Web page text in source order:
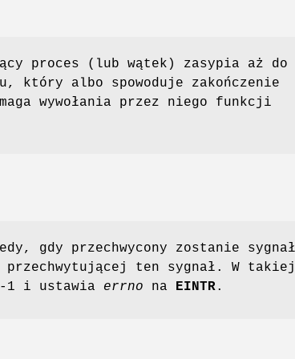
proces (lub wątek) zasypia aż do
który albo spowoduje zakończenie
wywołania przez niego funkcji
gdy przechwycony zostanie
ten sygnał. W takiej
1 i ustawia errno na EINTR.